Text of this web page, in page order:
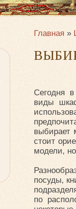
Главная »
Сегодня
виды
выбирает
стоит
модели,
посуды,
по